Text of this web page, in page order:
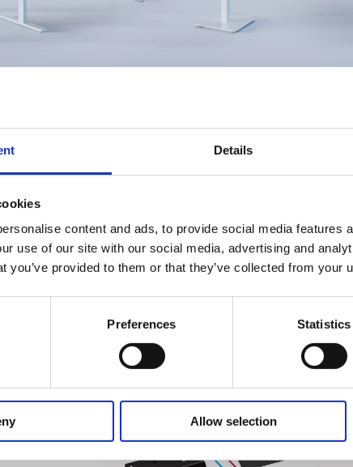
Details
content and ads, to provide social media features
use of our site with our social media, advertising and
you’ve provided to them or that they’ve collected from your
Preferences Statistics
Allow selection
Speicher, Kinderschloss und Erinnerungen